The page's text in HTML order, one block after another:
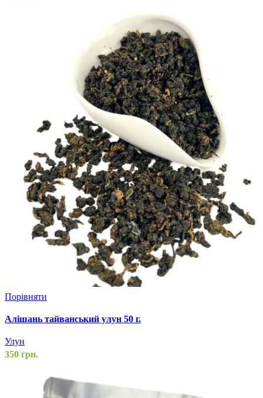
Порівняти
Алішань тайванський улун 50 г.
Улун
350 грн.